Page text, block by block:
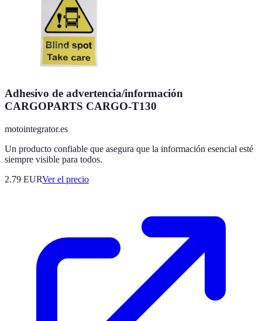
Adhesivo de advertencia/información
CARGOPARTS CARGO-T130
motointegrator.es
Un producto confiable que asegura que la información esencial esté
siempre visible para todos.
2.79 EURVer el precio